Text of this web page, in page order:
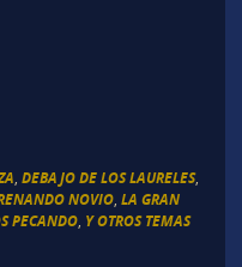
DEBAJO DE LOS LAURELES,
NOVIO, LA GRAN
PECANDO, Y OTROS TEMAS